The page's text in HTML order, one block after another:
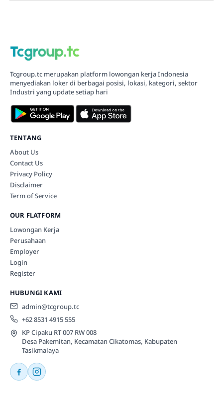
Tcgroup.tc merupakan platform lowongan kerja Indonesia
menyediakan loker di berbagai posisi, lokasi, kategori, sektor
Industri yang update setiap hari
TENTANG
About Us
Contact Us
Privacy Policy
Disclaimer
Term of Service
OUR FLATFORM
Lowongan Kerja
Perusahaan
Employer
Login
Register
HUBUNGI KAMI
admin@tcgroup.tc
+62 8531 4915 555
KP Cipaku RT 007 RW 008
Desa Pakemitan, Kecamatan Cikatomas, Kabupaten
Tasikmalaya